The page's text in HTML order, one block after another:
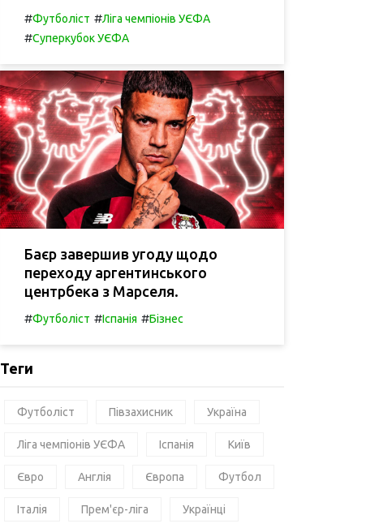
#Футболіст #Ліга чемпіонів УЄФА
#Суперкубок УЄФА
Баєр завершив угоду щодо
переходу аргентинського
центрбека з Марселя.
#Футболіст #Іспанія #Бізнес
Теги
Футболіст Півзахисник Україна
Ліга чемпіонів УЄФА Іспанія Київ
Євро Англія Європа Футбол
Італія Прем'єр-ліга Українці